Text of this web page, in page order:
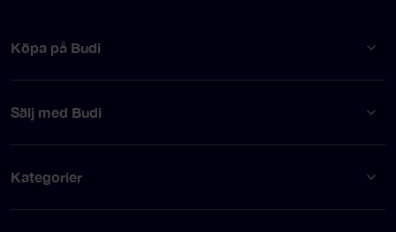
Köpa på Budi
Sälj med Budi
Kategorier